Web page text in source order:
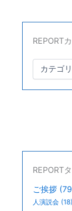
REPORT
REPORT
ご挨拶
人演説会 (18)